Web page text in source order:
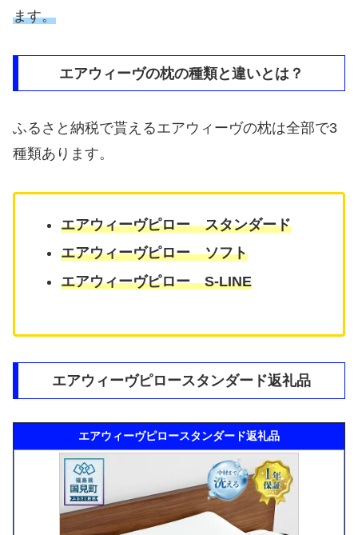
ます。
エアウィーヴの枕の種類と違いとは？
ふるさと納税で貰えるエアウィーヴの枕は全部で3
種類あります。
エアウィーヴピロー スタンダード
エアウィーヴピロー ソフト
エアウィーヴピロー S-LINE
エアウィーヴピロースタンダード返礼品
エアウィーヴピロースタンダード返礼品